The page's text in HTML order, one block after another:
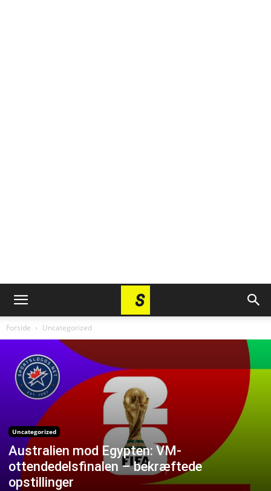
Forside Uncategorized
Uncategorized
Australien mod Egypten: VM-
ottendedelsfinalen – bekræftede
opstillinger